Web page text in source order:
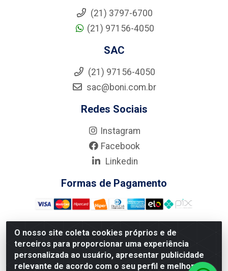
O nosso site coleta cookies próprios e de
terceiros para proporcionar uma experiência
personalizada ao usuário, apresentar publicidade
relevante de acordo com o seu perfil e melhorar a
(21) 3797-6700
(21) 97156-4050
SAC
(21) 97156-4050
sac@boni.com.br
Redes Sociais
Instagram
Facebook
Linkedin
Formas de Pagamento
Nova Boni Distribuidora de Material de Construção LTDA - Rua
Alice Tibiriçá, 330 - Vila Da Penha, Rio de Janeiro/RJ - CEP:
21.210-110 - CNPJ: 11.003.135/0001-27